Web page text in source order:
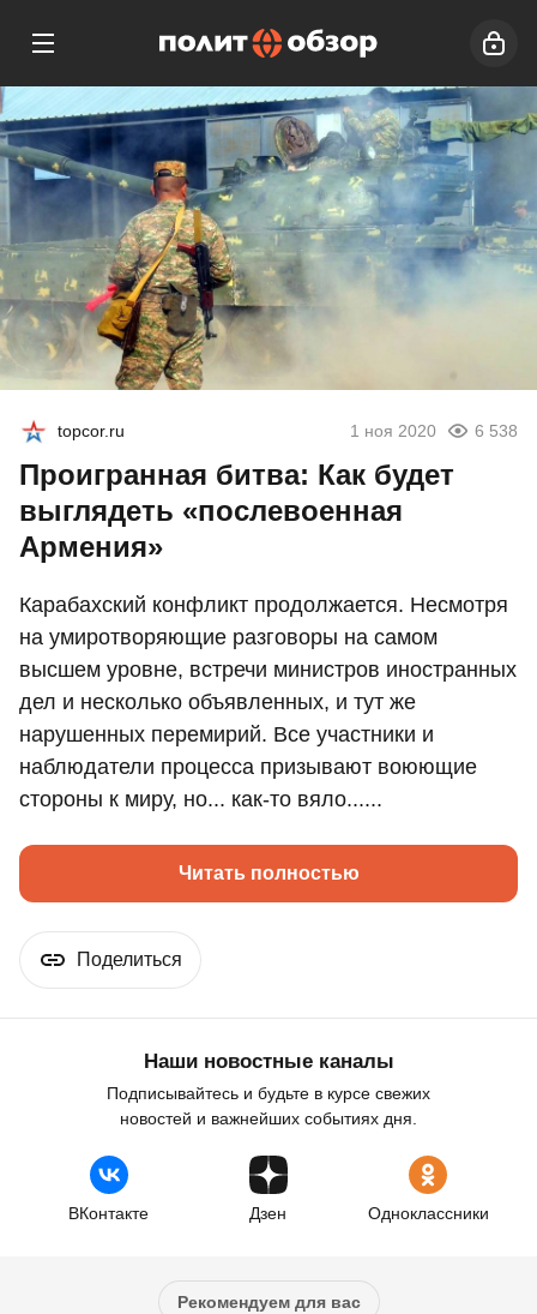
topcor.ru 1 ноя 2020 6 538
Проигранная битва: Как будет
выглядеть «послевоенная
Армения»
Карабахский конфликт продолжается. Несмотря
на умиротворяющие разговоры на самом
высшем уровне, встречи министров иностранных
дел и несколько объявленных, и тут же
нарушенных перемирий. Все участники и
наблюдатели процесса призывают воюющие
стороны к миру, но... как-то вяло......
Читать полностью
Поделиться
Наши новостные каналы
Подписывайтесь и будьте в курсе свежих
новостей и важнейших событиях дня.
ВКонтакте Дзен Одноклассники
Рекомендуем для вас